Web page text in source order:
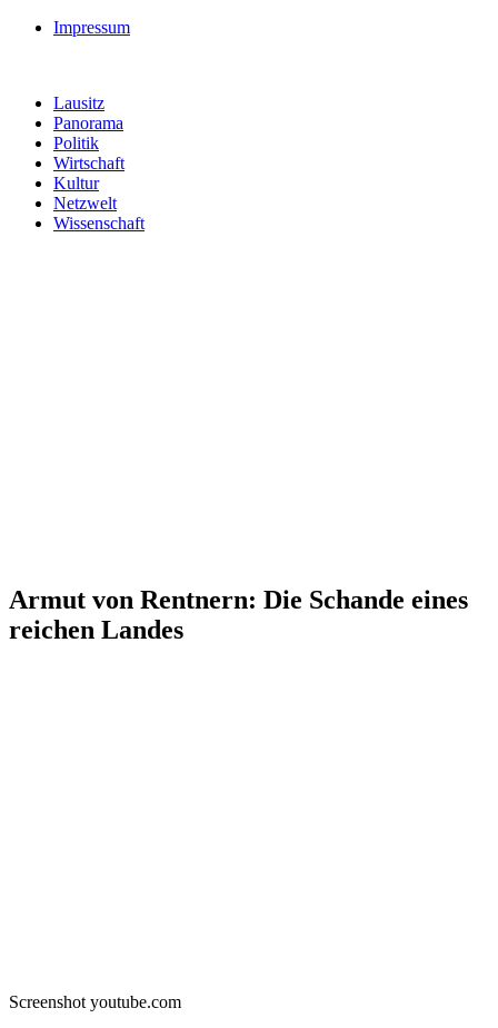
Impressum
Lausitz
Panorama
Politik
Wirtschaft
Kultur
Netzwelt
Wissenschaft
Armut von Rentnern: Die Schande eines
reichen Landes
Screenshot youtube.com